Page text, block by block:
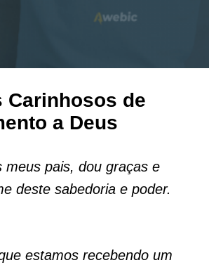
Carinhosos de
a Deus
meus pais, dou graças e
deste sabedoria e poder.
estamos recebendo um